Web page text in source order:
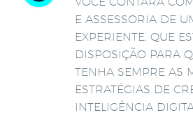
E ASSESSORIA DE
EXPERIENTE, QUE
DISPOSIÇÃO PARA
TENHA SEMPRE AS
ESTRATÉGIAS DE
INTELIGÊNCIA